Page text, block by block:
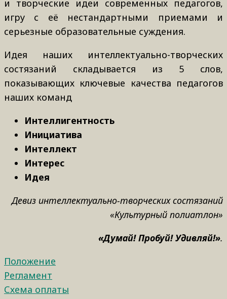
и творческие идеи современных педагогов,
игру с её нестандартными приемами и
серьезные образовательные суждения.
Идея наших интеллектуально-творческих
состязаний складывается из 5 слов,
показывающих ключевые качества педагогов
наших команд
Интеллигентность
Инициатива
Интеллект
Интерес
Идея
Девиз интеллектуально-творческих состязаний
«Культурный полиатлон»
«Думай! Пробуй! Удивляй!».
Положение
Регламент
Схема оплаты